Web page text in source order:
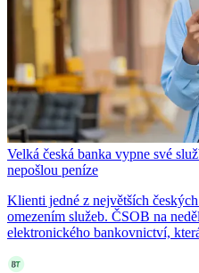
Velká česká banka vypne své
nepošlou peníze
Klienti jedné z největších
omezením služeb. ČSOB na
elektronického bankovnictví,